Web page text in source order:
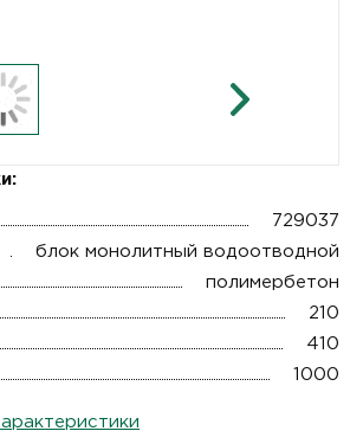
729037
блок монолитный водоотводной
полимербетон
210
410
1000